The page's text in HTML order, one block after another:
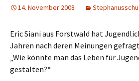
14. November 2008
Eric Siani aus Forstwald hat
Jahren nach deren Meinungen
„Wie könnte man das Leben für
gestalten?“